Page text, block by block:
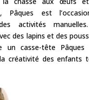
Pâques est
activités
des lapins et des
un casse-tête
créativité des enfants